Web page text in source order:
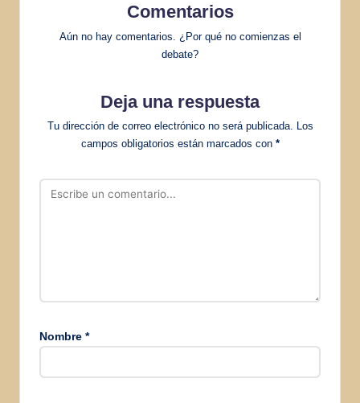
Comentarios
Aún no hay comentarios. ¿Por qué no comienzas el
debate?
Deja una respuesta
Tu dirección de correo electrónico no será publicada. Los
campos obligatorios están marcados con *
Nombre *